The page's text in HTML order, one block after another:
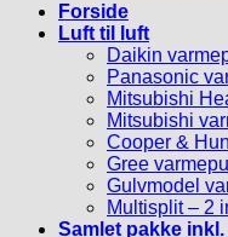
Forside
Luft til luft
Daikin
Panasonic
Mitsubishi
Mitsubishi
Cooper &
Gree
Gulvmodel
Multisplit – 2
Samlet pakke